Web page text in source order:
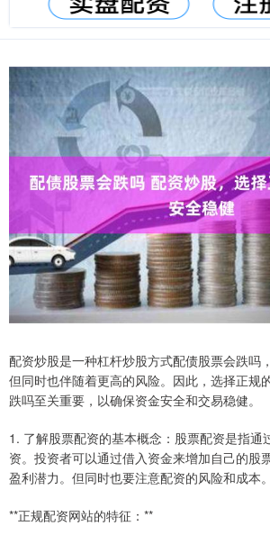
配资炒股是一种杠杆炒股方式配债股票会跌吗
但同时也伴随着更高的风险。因此，选择正规
跌吗至关重要，以确保资金安全和交易稳健。
1. 了解股票配资的基本概念：股票配资是指通
资。投资者可以通过借入资金来增加自己的股
盈利潜力。但同时也要注意配资的风险和成本。
**正规配资网站的特征：**